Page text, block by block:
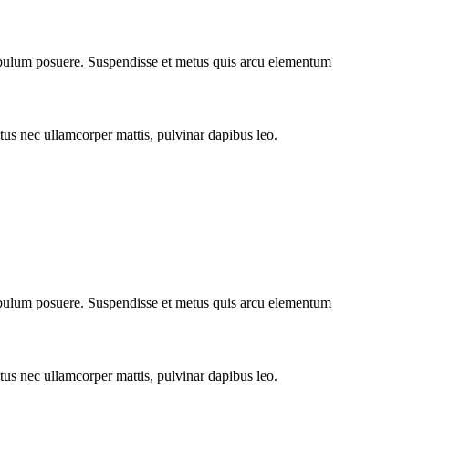
posuere. Suspendisse et metus quis arcu elementum
nec ullamcorper mattis, pulvinar dapibus leo.
posuere. Suspendisse et metus quis arcu elementum
nec ullamcorper mattis, pulvinar dapibus leo.